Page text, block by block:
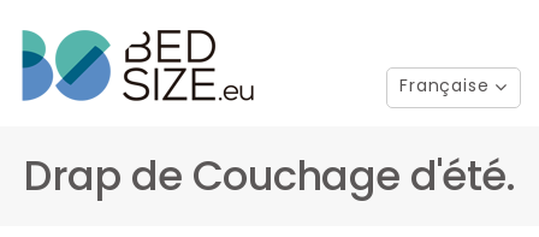
Française
Drap de Couchage d'été.